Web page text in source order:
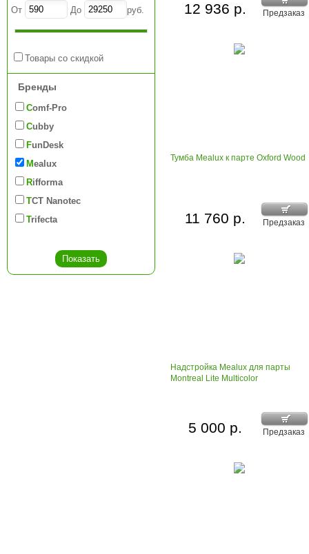
От До руб.
Товары со скидкой
Бренды
Comf-Pro
Cubby
FunDesk
Mealux
Rifforma
TCT Nanotec
Trifecta
Предзаказ
12 936 р.
Тумба Mealux к парте Oxford Wood
Предзаказ
11 760 р.
Надстройка Mealux для парты
Montreal Lite Multicolor
Предзаказ
5 000 р.